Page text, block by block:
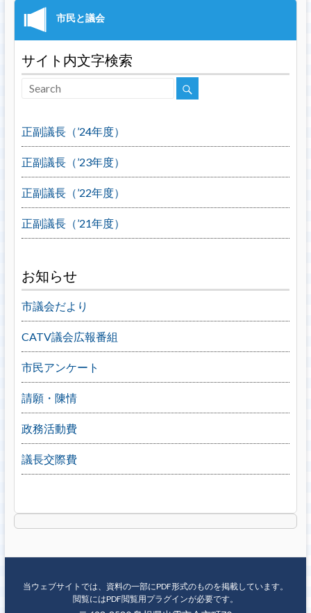
サイト内文字検索
正副議長（’24年度）
正副議長（’23年度）
正副議長（’22年度）
正副議長（’21年度）
お知らせ
市議会だより
CATV議会広報番組
市民アンケート
請願・陳情
政務活動費
議長交際費
当ウェブサイトでは、資料の一部にPDF形式のものを掲載しています。
閲覧にはPDF閲覧用プラグインが必要です。